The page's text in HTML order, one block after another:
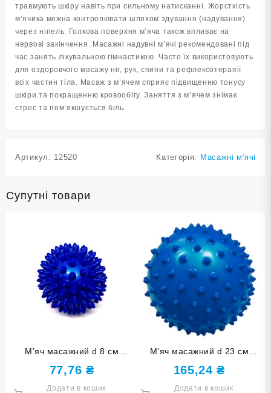
травмують шкіру навіть при сильному натисканні. Жорсткість
м’ячика можна контролювати шляхом здування (надування)
через ніпель. Голкова поверхня м’яча також впливає на
нервові закінчення. Масажні надувні м’ячі рекомендовані під
час занять лікувальною гімнастикою. Часто їх використовують
для оздоровчого масажу ніг, рук, спини та рефлексотерапії
всіх частин тіла. Масаж з м’ячем сприяє підвищенню тонусу
шкіри та покращенню кровообігу. Заняття з м’ячем знімає
стрес та пом’якшується біль.
Артикул: 12520 Категорія: Масажні м'ячі
Супутні товари
М’яч масажний d 8 см
надувний синій D8-с
77,76 ₴
Додати в кошик
М’яч масажний d 23 см
синій надувний D23
(180Гр)-С
165,24₴
Додати в кошик